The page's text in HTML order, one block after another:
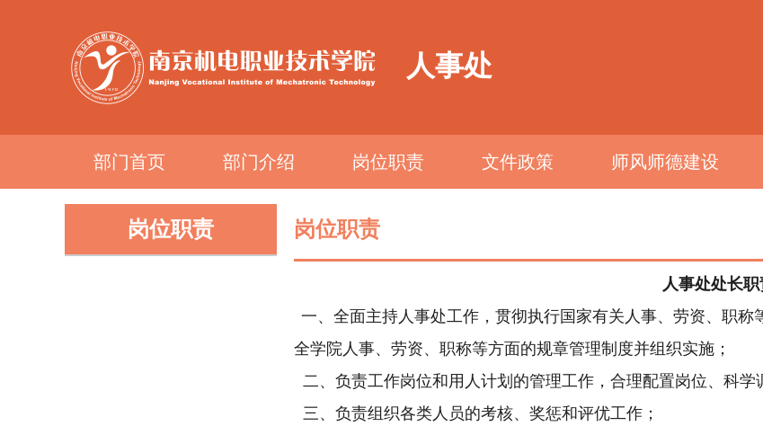
人事处
部门首页 部门介绍 岗位职责 文件政策 师风师德建设
岗位职责 岗位职责
人事处处长职
一、全面主持人事处工作，贯彻执行国家有关人事、劳资、职
全学院人事、劳资、职称等方面的规章管理制度并组织实施；
二、负责工作岗位和用人计划的管理工作，合理配置岗位、科学
三、负责组织各类人员的考核、奖惩和评优工作；